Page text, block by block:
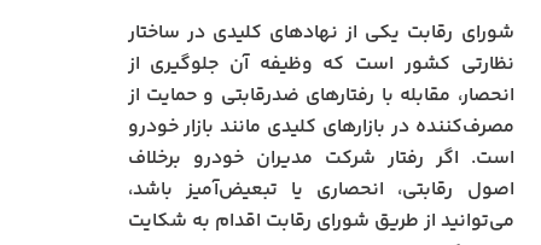
شورای رقابت یکی از نهادهای کلیدی در ساختار
نظارتی کشور است که وظیفه آن جلوگیری از
انحصار، مقابله با رفتارهای ضدرقابتی و حمایت از
مصرف‌کننده در بازارهای کلیدی مانند بازار خودرو
است. اگر رفتار شرکت مدیران خودرو برخلاف
اصول رقابتی، انحصاری یا تبعیض‌آمیز باشد،
می‌توانید از طریق شورای رقابت اقدام به شکایت